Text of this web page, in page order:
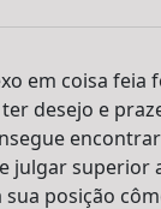
em coisa feia
desejo e
julgar superior
posição